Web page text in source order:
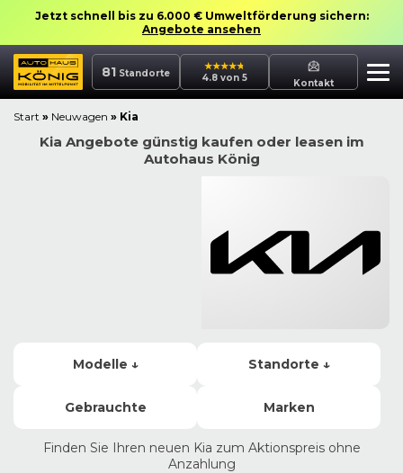
Jetzt schnell bis zu 6.000 € Umweltförderung sichern:
Angebote ansehen
81 Standorte 4.8 von 5 Kontakt
Start » Neuwagen » Kia
Kia Angebote günstig kaufen oder leasen im
Autohaus König
Modelle ↓ Standorte ↓
Gebrauchte Marken
Finden Sie Ihren neuen Kia zum Aktionspreis ohne
Anzahlung